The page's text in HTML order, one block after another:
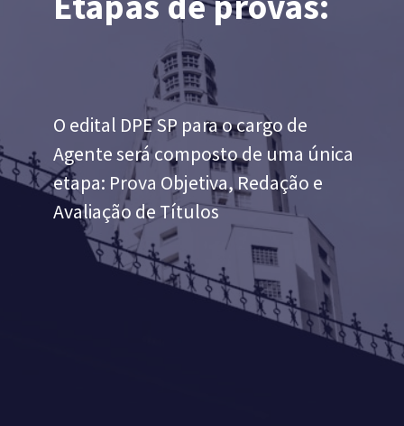
O edital DPE SP para o cargo de
Agente será composto de uma única
etapa: Prova Objetiva, Redação e
Avaliação de Títulos